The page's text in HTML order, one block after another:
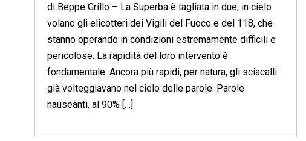
di Beppe Grillo – La Superba è tagliata in due, in cielo
volano gli elicotteri dei Vigili del Fuoco e del 118, che
stanno operando in condizioni estremamente difficili e
pericolose. La rapidità del loro intervento è
fondamentale. Ancora più rapidi, per natura, gli sciacalli
già volteggiavano nel cielo delle parole. Parole
nauseanti, al 90% […]